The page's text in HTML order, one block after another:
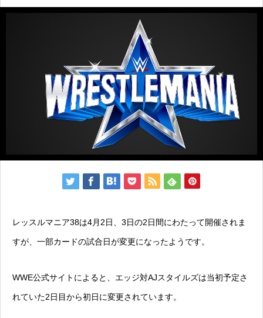
レッスルマニア38は4月2日、3日の2日間にわたって開催されま
すが、一部カードの試合日が変更になったようです。
WWE公式サイトによると、エッジ対AJスタイルズは当初予定さ
れていた2日目から初日に変更されています。